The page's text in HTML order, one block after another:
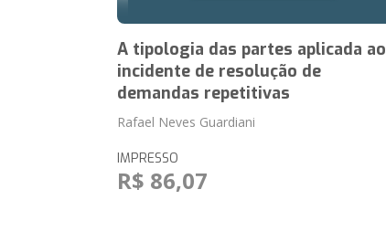
A tipologia das partes aplicada ao
incidente de resolução de
demandas repetitivas
Rafael Neves Guardiani
IMPRESSO
R$ 86,07